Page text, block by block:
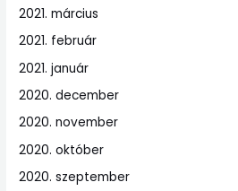
2021. március
2021. február
2021. január
2020. december
2020. november
2020. október
2020. szeptember